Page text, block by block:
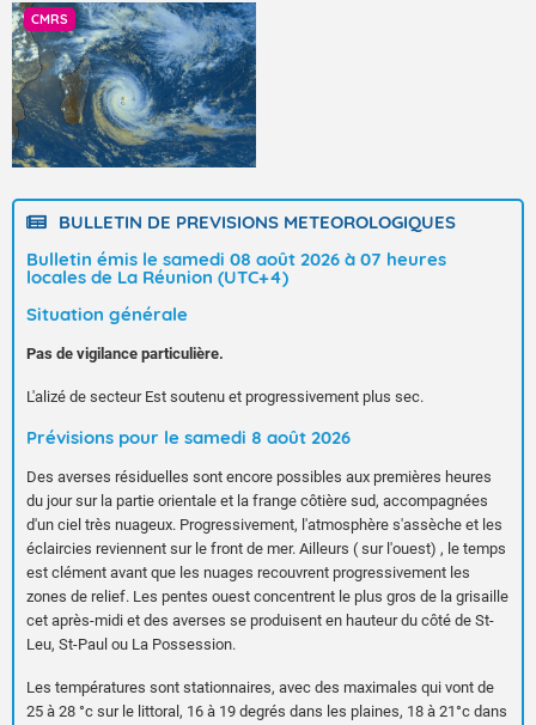
CMRS
BULLETIN DE PREVISIONS METEOROLOGIQUES
Bulletin émis le samedi 08 août 2026 à 07 heures
locales de La Réunion (UTC+4)
Situation générale
Pas de vigilance particulière.
L'alizé de secteur Est soutenu et progressivement plus sec.
Prévisions pour le samedi 8 août 2026
Des averses résiduelles sont encore possibles aux premières heures
du jour sur la partie orientale et la frange côtière sud, accompagnées
d'un ciel très nuageux. Progressivement, l'atmosphère s'assèche et les
éclaircies reviennent sur le front de mer. Ailleurs ( sur l'ouest) , le temps
est clément avant que les nuages recouvrent progressivement les
zones de relief. Les pentes ouest concentrent le plus gros de la grisaille
cet après-midi et des averses se produisent en hauteur du côté de St-
Leu, St-Paul ou La Possession.
Les températures sont stationnaires, avec des maximales qui vont de
25 à 28 °c sur le littoral, 16 à 19 degrés dans les plaines, 18 à 21°c dans